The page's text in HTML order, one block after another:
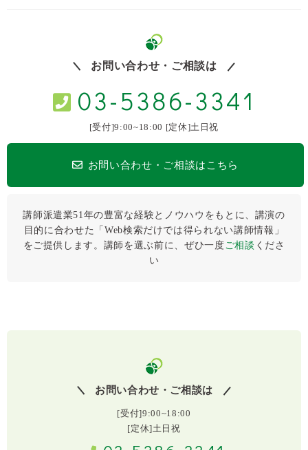
お問い合わせ・ご相談は
03-5386-3341
[受付]9:00~18:00 [定休]土日祝
お問い合わせ・ご相談はこちら
講師派遣業51年の豊富な経験とノウハウをもとに、講演の
目的に合わせた「Web検索だけでは得られない講師情報」
をご提供します。講師を選ぶ前に、ぜひ⼀度ご相談 くださ
い
お問い合わせ・ご相談は
[受付]9:00~18:00
[定休]土日祝